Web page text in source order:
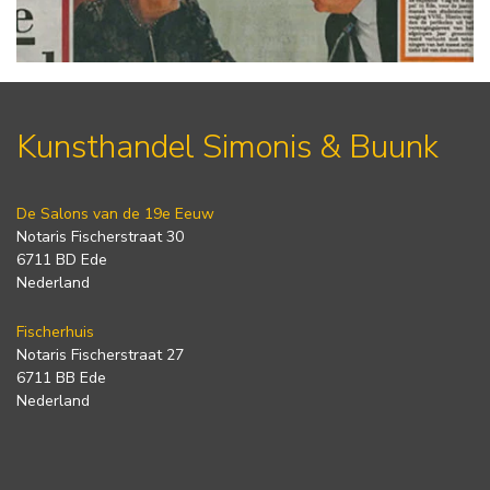
Kunsthandel Simonis & Buunk
De Salons van de 19e Eeuw
Notaris Fischerstraat 30
6711 BD Ede
Nederland
Fischerhuis
Notaris Fischerstraat 27
6711 BB Ede
Nederland